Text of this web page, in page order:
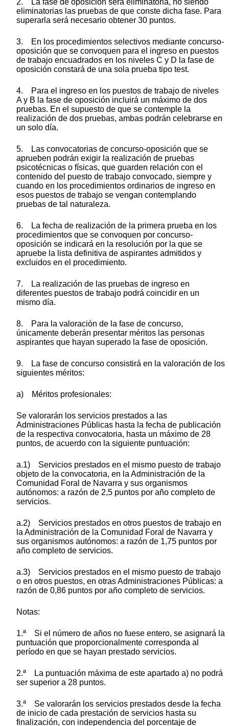
2. La fase de oposición será eliminatoria, no siendo
eliminatorias las pruebas de que conste dicha fase. Para
superarla será necesario obtener 30 puntos.
3. En los procedimientos selectivos mediante concurso-
oposición que se convoquen para el ingreso en puestos
de trabajo encuadrados en los niveles C y D la fase de
oposición constará de una sola prueba tipo test.
4. Para el ingreso en los puestos de trabajo de niveles
A y B la fase de oposición incluirá un máximo de dos
pruebas. En el supuesto de que se contemple la
realización de dos pruebas, ambas podrán celebrarse en
un solo día.
5. Las convocatorias de concurso-oposición que se
aprueben podrán exigir la realización de pruebas
psicotécnicas o físicas, que guarden relación con el
contenido del puesto de trabajo convocado, siempre y
cuando en los procedimientos ordinarios de ingreso en
esos puestos de trabajo se vengan contemplando
pruebas de tal naturaleza.
6. La fecha de realización de la primera prueba en los
procedimientos que se convoquen por concurso-
oposición se indicará en la resolución por la que se
apruebe la lista definitiva de aspirantes admitidos y
excluidos en el procedimiento.
7. La realización de las pruebas de ingreso en
diferentes puestos de trabajo podrá coincidir en un
mismo día.
8. Para la valoración de la fase de concurso,
únicamente deberán presentar méritos las personas
aspirantes que hayan superado la fase de oposición.
9. La fase de concurso consistirá en la valoración de los
siguientes méritos:
a) Méritos profesionales:
Se valorarán los servicios prestados a las
Administraciones Públicas hasta la fecha de publicación
de la respectiva convocatoria, hasta un máximo de 28
puntos, de acuerdo con la siguiente puntuación:
a.1) Servicios prestados en el mismo puesto de trabajo
objeto de la convocatoria, en la Administración de la
Comunidad Foral de Navarra y sus organismos
autónomos: a razón de 2,5 puntos por año completo de
servicios.
a.2) Servicios prestados en otros puestos de trabajo en
la Administración de la Comunidad Foral de Navarra y
sus organismos autónomos: a razón de 1,75 puntos por
año completo de servicios.
a.3) Servicios prestados en el mismo puesto de trabajo
o en otros puestos, en otras Administraciones Públicas: a
razón de 0,86 puntos por año completo de servicios.
Notas:
1.ª Si el número de años no fuese entero, se asignará la
puntuación que proporcionalmente corresponda al
período en que se hayan prestado servicios.
2.ª La puntuación máxima de este apartado a) no podrá
ser superior a 28 puntos.
3.ª Se valorarán los servicios prestados desde la fecha
de inicio de cada prestación de servicios hasta su
finalización, con independencia del porcentaje de